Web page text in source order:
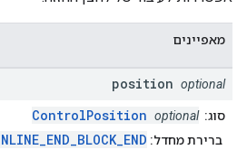
מאפיינים
position optional
סוג: ControlPosition optional
ברירת מחדל: